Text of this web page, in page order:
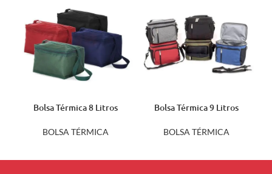
Bolsa Térmica 8 Litros
BOLSA TÉRMICA
Bolsa Térmica 9 Litros
BOLSA TÉRMICA